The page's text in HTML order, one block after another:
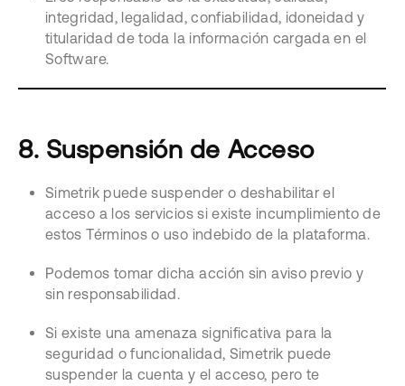
integridad, legalidad, confiabilidad, idoneidad y
titularidad de toda la información cargada en el
Software.
8. Suspensión de Acceso
Simetrik puede suspender o deshabilitar el
acceso a los servicios si existe incumplimiento de
estos Términos o uso indebido de la plataforma.
Podemos tomar dicha acción sin aviso previo y
sin responsabilidad.
Si existe una amenaza significativa para la
seguridad o funcionalidad, Simetrik puede
suspender la cuenta y el acceso, pero te